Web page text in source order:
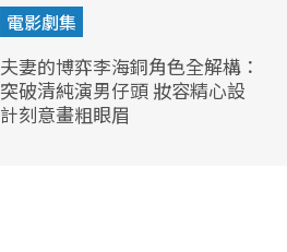
電影劇集
夫妻的博弈李海銅角色全解構：
突破清純演男仔頭 妝容精心設
計刻意畫粗眼眉